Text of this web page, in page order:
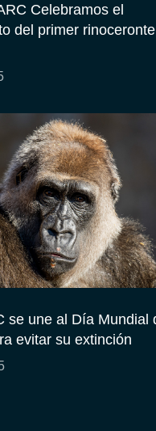
Celebramos el
del primer rinoceronte
se une al Día Mundial
evitar su extinción